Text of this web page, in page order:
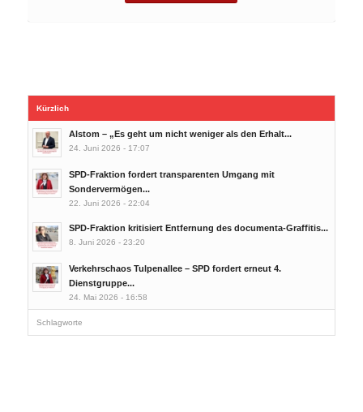
Kürzlich
Alstom – „Es geht um nicht weniger als den Erhalt...
24. Juni 2026 - 17:07
SPD-Fraktion fordert transparenten Umgang mit
Sondervermögen...
22. Juni 2026 - 22:04
SPD-Fraktion kritisiert Entfernung des documenta-Graffitis...
8. Juni 2026 - 23:20
Verkehrschaos Tulpenallee – SPD fordert erneut 4.
Dienstgruppe...
24. Mai 2026 - 16:58
Schlagworte